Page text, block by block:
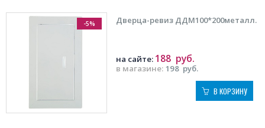
-5% Дверца-ревиз ДДМ100*200металл.
в магазине: 198 руб.
на сайте: 188 руб.
В КОРЗИНУ